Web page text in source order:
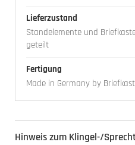
Lieferzustand
Standelemente und
geteilt
Fertigung
Made in Germany by
Hinweis zum Klingel-/